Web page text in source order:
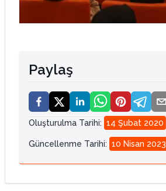
Paylaş
Oluşturulma Tarihi: 14 Şubat 2020
Güncellenme Tarihi: 10 Nisan 2023